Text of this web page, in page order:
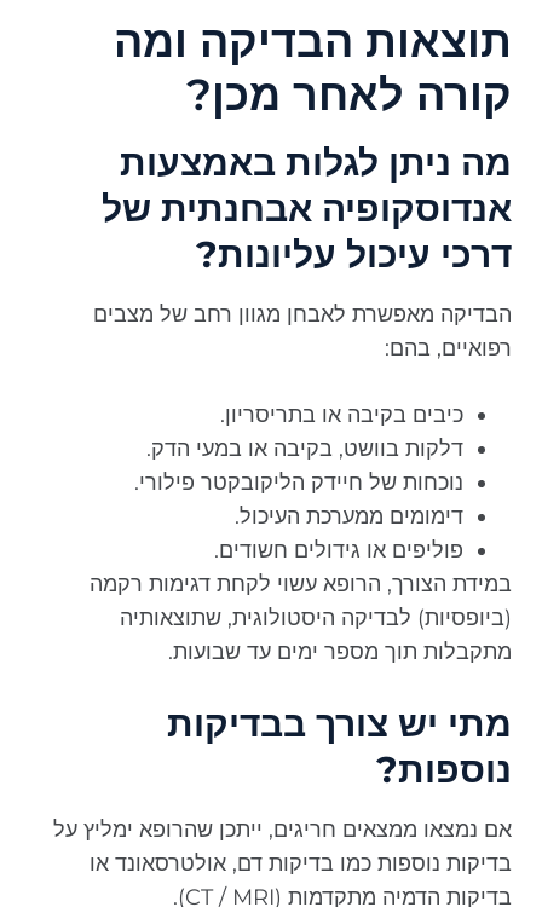
תוצאות הבדיקה ומה
קורה לאחר מכן?
מה ניתן לגלות באמצעות
אנדוסקופיה אבחנתית של
דרכי עיכול עליונות?
הבדיקה מאפשרת לאבחן מגוון רחב של מצבים
רפואיים, בהם:
כיבים בקיבה או בתריסריון.
דלקות בוושט, בקיבה או במעי הדק.
נוכחות של חיידק הליקובקטר פילורי.
דימומים ממערכת העיכול.
פוליפים או גידולים חשודים.
במידת הצורך, הרופא עשוי לקחת דגימות רקמה
(ביופסיות) לבדיקה היסטולוגית, שתוצאותיה
מתקבלות תוך מספר ימים עד שבועות.
מתי יש צורך בבדיקות
נוספות?
אם נמצאו ממצאים חריגים, ייתכן שהרופא ימליץ על
בדיקות נוספות כמו בדיקות דם, אולטרסאונד או
בדיקות הדמיה מתקדמות (CT / MRI).